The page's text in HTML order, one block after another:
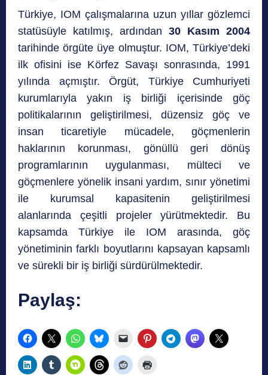
Türkiye, IOM çalışmalarına uzun yıllar gözlemci
statüsüyle katılmış, ardından 30 Kasım 2004
tarihinde örgüte üye olmuştur. IOM, Türkiye’deki
ilk ofisini ise Körfez Savaşı sonrasında, 1991
yılında açmıştır. Örgüt, Türkiye Cumhuriyeti
kurumlarıyla yakın iş birliği içerisinde göç
politikalarının geliştirilmesi, düzensiz göç ve
insan ticaretiyle mücadele, göçmenlerin
haklarının korunması, gönüllü geri dönüş
programlarının uygulanması, mülteci ve
göçmenlere yönelik insani yardım, sınır yönetimi
ile kurumsal kapasitenin geliştirilmesi
alanlarında çeşitli projeler yürütmektedir. Bu
kapsamda Türkiye ile IOM arasında, göç
yönetiminin farklı boyutlarını kapsayan kapsamlı
ve sürekli bir iş birliği sürdürülmektedir.
Paylaş: